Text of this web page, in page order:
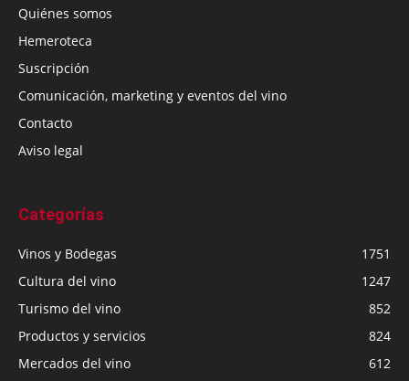
Quiénes somos
Hemeroteca
Suscripción
Comunicación, marketing y eventos del vino
Contacto
Aviso legal
Categorías
Vinos y Bodegas
1751
Cultura del vino
1247
Turismo del vino
852
Productos y servicios
824
Mercados del vino
612